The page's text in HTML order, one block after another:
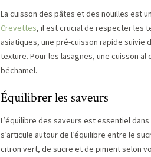
La cuisson des pâtes et des nouilles est
Crevettes, il est crucial de respecter les
asiatiques, une pré-cuisson rapide suivie
texture. Pour les lasagnes, une cuisson
béchamel.
Équilibrer les saveurs
L’équilibre des saveurs est essentiel
s’articule autour de l’équilibre entre le
citron vert, de sucre et de piment selon